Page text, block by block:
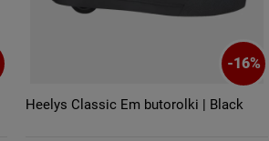
-16%
Heelys Classic Em butorolki | Black